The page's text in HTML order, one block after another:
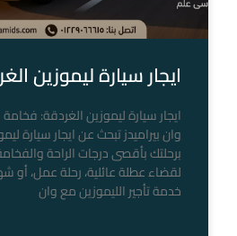
ايجار سيارة ليموزين
ايجار سيارة ليموزين الغردقة:
وان بيراميدز تبحث عن ايجار سيارة
برحلتك بأقصى درجات الراحة
لقضاء عطلة عائلية، رحلة عمل،
خدمة تأجير الليموزين مع وان